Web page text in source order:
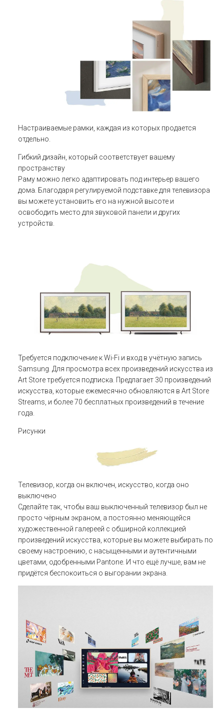
Настраиваемые рамки, каждая из которых продается
отдельно.
Гибкий дизайн, который соответствует вашему
пространству
Раму можно легко адаптировать под интерьер вашего
дома. Благодаря регулируемой подставке для телевизора
вы можете установить его на нужной высоте и
освободить место для звуковой панели и других
устройств.
Требуется подключение к Wi-Fi и вход в учётную запись
Samsung. Для просмотра всех произведений искусства из
Art Store требуется подписка. Предлагает 30 произведений
искусства, которые ежемесячно обновляются в Art Store
Streams, и более 70 бесплатных произведений в течение
года.
Рисунки
Телевизор, когда он включен, искусство, когда оно
выключено
Сделайте так, чтобы ваш выключенный телевизор был не
просто чёрным экраном, а постоянно меняющейся
художественной галереей с обширной коллекцией
произведений искусства, которые вы можете выбирать по
своему настроению, с насыщенными и аутентичными
цветами, одобренными Pantone. И что ещё лучше, вам не
придётся беспокоиться о выгорании экрана.